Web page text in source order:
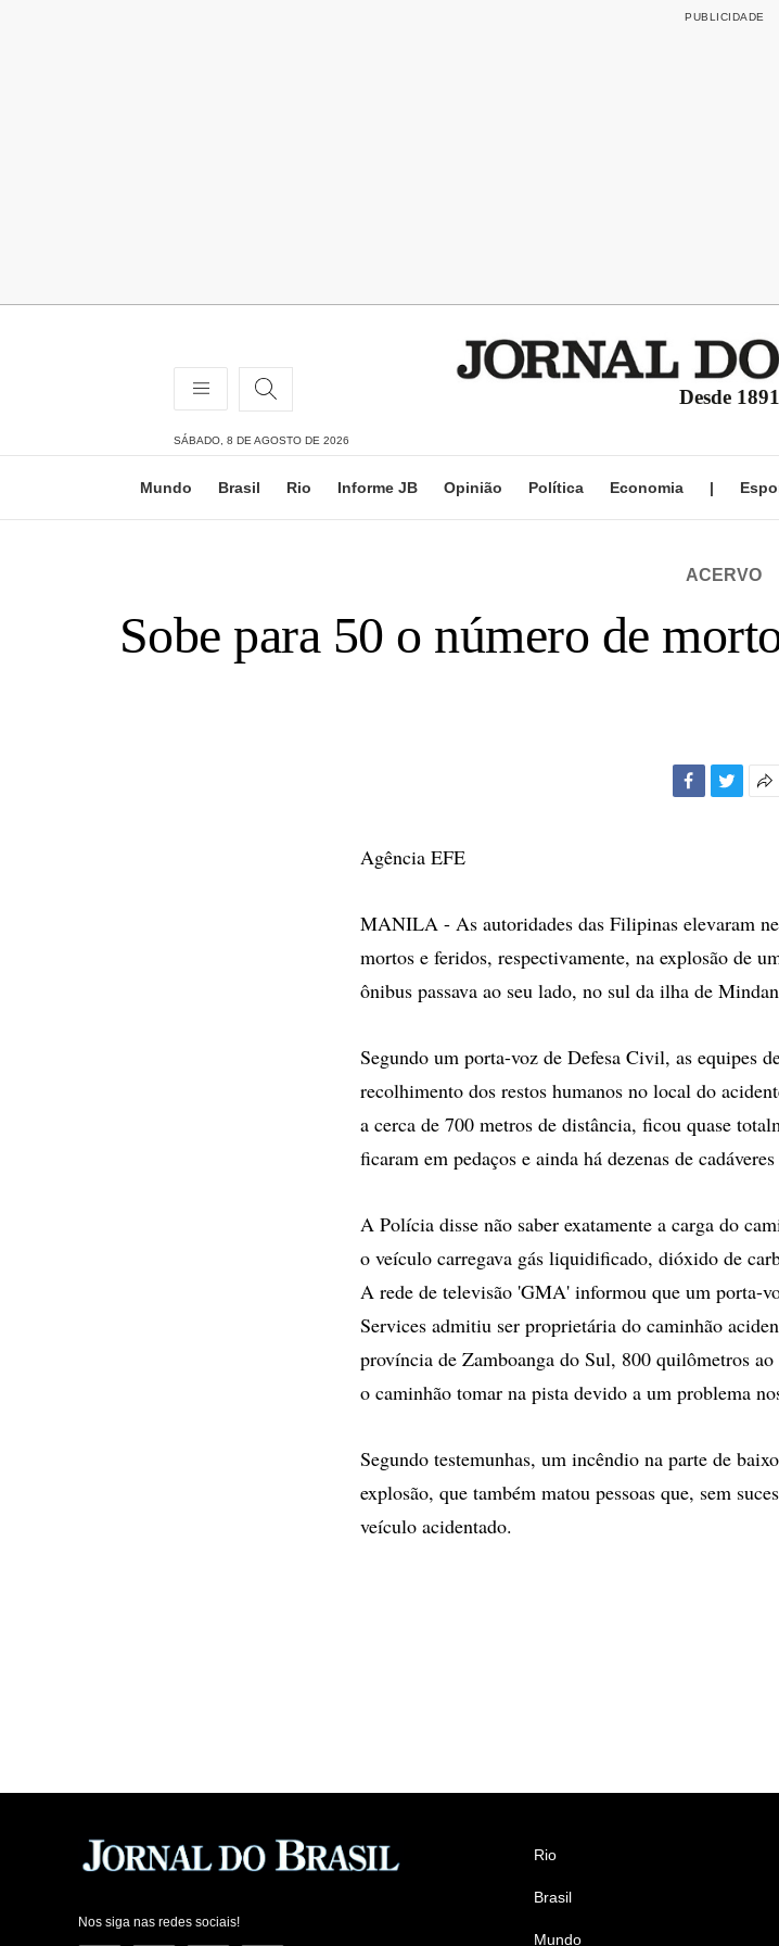
Desde 1891
SÁBADO, 8 DE AGOSTO DE 2026
Mundo Brasil Rio Informe JB Opinião Política Economia |
ACERVO
Sobe para 50 o número de
Agência EFE
MANILA - As autoridades das Filipinas elevaram
mortos e feridos, respectivamente, na explosão de
ônibus passava ao seu lado, no sul da ilha de
Segundo um porta-voz de Defesa Civil, as equipes
recolhimento dos restos humanos no local do
a cerca de 700 metros de distância, ficou quase
ficaram em pedaços e ainda há dezenas de
A Polícia disse não saber exatamente a carga do
o veículo carregava gás liquidificado, dióxido de
A rede de televisão 'GMA' informou que um porta-
Services admitiu ser proprietária do caminhão
província de Zamboanga do Sul, 800 quilômetros
o caminhão tomar na pista devido a um problema
Segundo testemunhas, um incêndio na parte de
explosão, que também matou pessoas que, sem
veículo acidentado.
Nos siga nas redes sociais!
Rio
Brasil
Mundo